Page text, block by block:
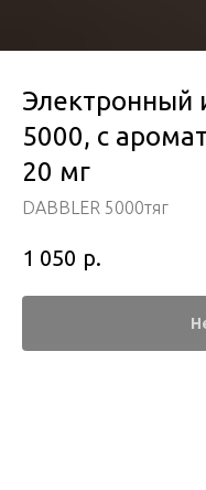
Электронный
5000, с
20 мг
DABBLER 5000тяг
1 050 р.